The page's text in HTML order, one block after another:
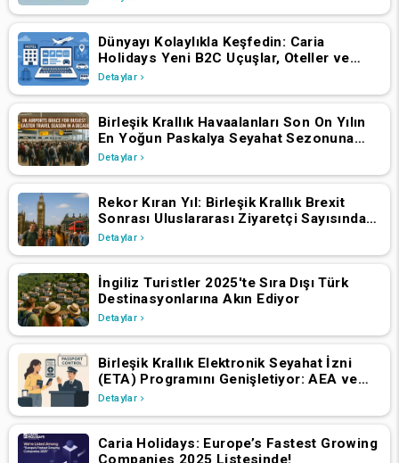
Dünyayı Kolaylıkla Keşfedin: Caria
Holidays Yeni B2C Uçuşlar, Oteller ve
Tatil Paketleri Platformunu Başlattı
Detaylar
Birleşik Krallık Havaalanları Son On Yılın
En Yoğun Paskalya Seyahat Sezonuna
Hazırlanıyor
Detaylar
Rekor Kıran Yıl: Birleşik Krallık Brexit
Sonrası Uluslararası Ziyaretçi Sayısında
Artış Yaşadı
Detaylar
İngiliz Turistler 2025'te Sıra Dışı Türk
Destinasyonlarına Akın Ediyor
Detaylar
Birleşik Krallık Elektronik Seyahat İzni
(ETA) Programını Genişletiyor: AEA ve
İsviçre Vatandaşlarının 2 Nisan 2025'ten
Detaylar
Caria Holidays: Europe’s Fastest Growing
Companies 2025 Listesinde!